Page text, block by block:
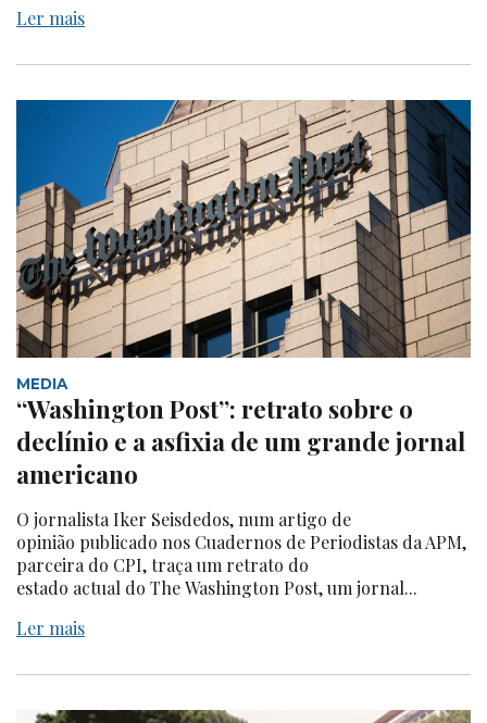
Ler mais
MEDIA
“Washington Post”: retrato sobre o
declínio e a asfixia de um grande jornal
americano
O jornalista Iker Seisdedos, num artigo de
opinião publicado nos Cuadernos de Periodistas da APM,
parceira do CPI, traça um retrato do
estado actual do The Washington Post, um jornal...
Ler mais